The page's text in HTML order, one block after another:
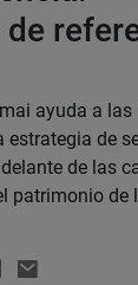
ayuda a
estrategia de
de las
patrimonio de